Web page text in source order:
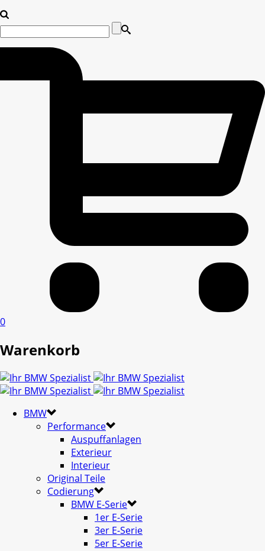
0
Warenkorb
BMW
Performance
Auspuffanlagen
Exterieur
Interieur
Original Teile
Codierung
BMW E-Serie
1er E-Serie
3er E-Serie
5er E-Serie